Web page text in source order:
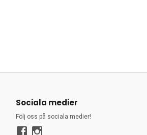
Sociala medier
Följ oss på sociala medier!